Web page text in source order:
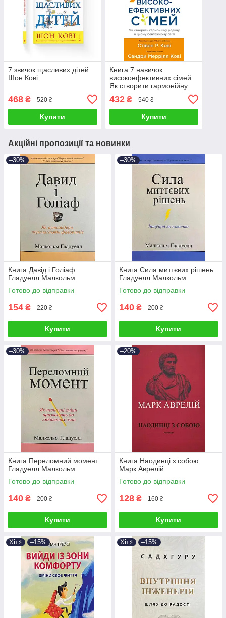
7 звичок щасливих дітей
Шон Кові
468 ₴ 520 ₴
Купити
Книга 7 навичок
високоефективних сімей.
Як створити гармонійну
родину у цьому
бентежному світ. Стівен
Кові
432₴ 540 ₴
Купити
Акційні пропозиції та новинки
–30%
Книга Давід і Голіаф.
Гладуелл Малкольм
Готово до відправки
154 ₴ 220 ₴
Купити
–30%
Книга Сила миттєвих рішень.
Гладуелл Малкольм
Готово до відправки
140 ₴ 200 ₴
Купити
–30%
Книга Переломний момент.
Гладуелл Малкольм
Готово до відправки
140 ₴ 200 ₴
Купити
–20%
Книга Наодинці з собою.
Марк Аврелій
Готово до відправки
128 ₴ 160 ₴
Купити
Хіт⚡️ –15% Хіт⚡️ –15%